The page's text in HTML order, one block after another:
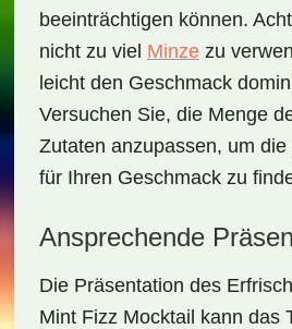
beeinträchtigen können.
nicht zu viel Minzezu
leicht den Geschmack
Versuchen Sie, die Menge
Zutaten anzupassen, um
für Ihren Geschmack zu
Ansprechende
Die Präsentation des
Mint Fizz Mocktail kann das